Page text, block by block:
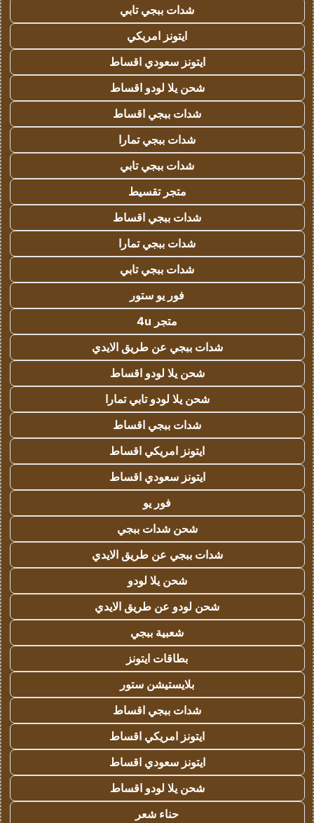
شدات ببجي تابي
ايتونز امريكي
ايتونز سعودي اقساط
شحن يلا لودو اقساط
شدات ببجي اقساط
شدات ببجي تمارا
شدات ببجي تابي
متجر تقسيط
شدات ببجي اقساط
شدات ببجي تمارا
شدات ببجي تابي
فور يو ستور
متجر 4u
شدات ببجي عن طريق الايدي
شحن يلا لودو اقساط
شحن يلا لودو تابي تمارا
شدات ببجي اقساط
ايتونز امريكي اقساط
ايتونز سعودي اقساط
فور يو
شحن شدات ببجي
شدات ببجي عن طريق الايدي
شحن يلا لودو
شحن لودو عن طريق الايدي
شعبية ببجي
بطاقات ايتونز
بلايستيشن ستور
شدات ببجي اقساط
ايتونز امريكي اقساط
ايتونز سعودي اقساط
شحن يلا لودو اقساط
حناء شعر